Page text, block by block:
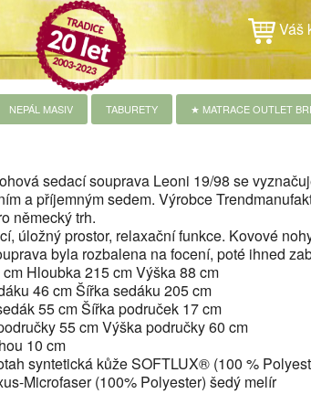
Váš
NEPÁL MASIV TABURETY ★ MATRACE OUTLET
sedací souprava Leoni 19/98 se
a příjemným sedem. Výrobce
německý trh.
úložný prostor, relaxační funkce. Kovové
byla rozbalena na focení, poté ihned
Hloubka 215 cm Výška 88 cm
46 cm Šířka sedáku 205 cm
55 cm Šířka područek 17 cm
55 cm Výška područky 60 cm
10 cm
syntetická kůže SOFTLUX® (100 %
Microfaser (100% Polyester) šedý melír